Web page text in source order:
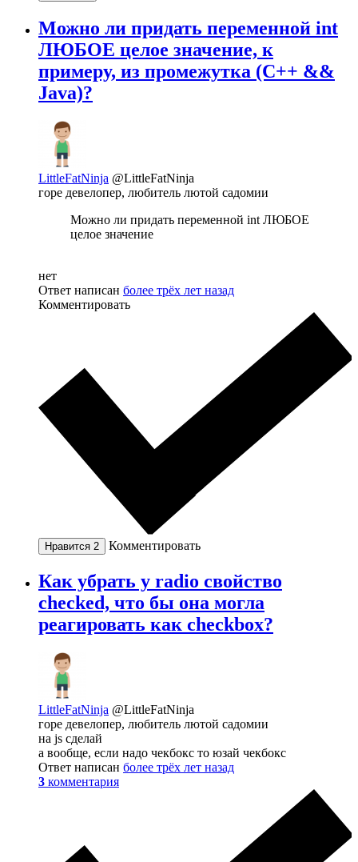
Можно ли придать переменной int
ЛЮБОЕ целое значение, к
примеру, из промежутка (C++ &&
Java)?
LittleFatNinja @LittleFatNinja
горе девелопер, любитель лютой садомии
Можно ли придать переменной int ЛЮБОЕ
целое значение
нет
Ответ написан более трёх лет назад
Комментировать
Нравится 2 Комментировать
Как убрать у radio свойство
checked, что бы она могла
реагировать как checkbox?
LittleFatNinja @LittleFatNinja
горе девелопер, любитель лютой садомии
на js сделай
а вообще, если надо чекбокс то юзай чекбокс
Ответ написан более трёх лет назад
3 комментария